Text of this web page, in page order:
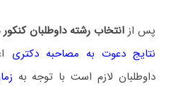
پس از انتخاب رشته داوطلبان
نتایج دعوت به مصاحبه دکتری
داوطلبان لازم است با توجه به